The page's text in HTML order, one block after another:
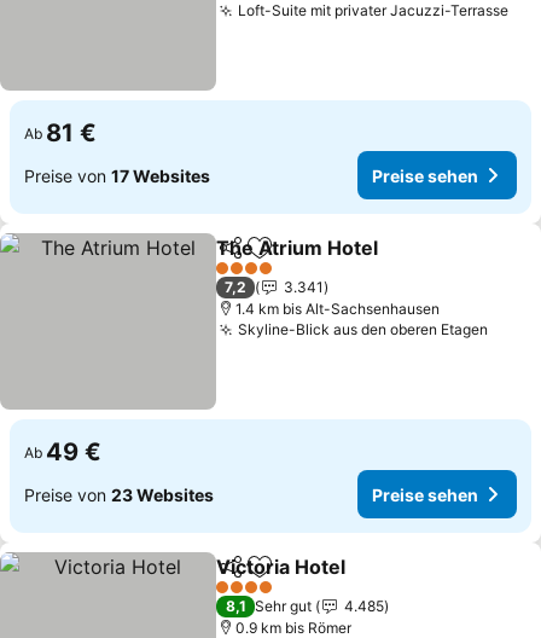
Loft-Suite mit privater Jacuzzi-Terrasse
Ab 81 €
Preise von 17 Websites Preise sehen
TeilenZu Favoriten hinzufügen
The Atrium Hotel
4 Sterne
7,2
3.341
1.4 km bis Alt-Sachsenhausen
Skyline-Blick aus den oberen Etagen
Ab 49 €
Preise von 23 Websites Preise sehen
TeilenZu Favoriten hinzufügen
Victoria Hotel
4 Sterne
8,1 Sehr gut
4.485
0.9 km bis Römer